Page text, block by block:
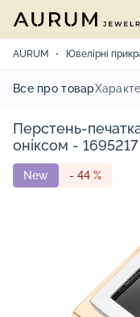
AURUM Ювелірні
Все про товар
Перстень-
оніксом - 1695217
New - 44 %